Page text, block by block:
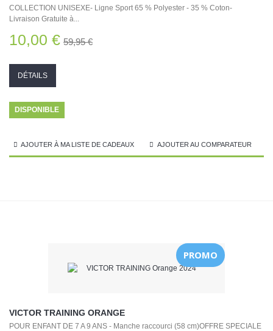
COLLECTION UNISEXE- Ligne Sport 65 % Polyester - 35 % Coton-
Livraison Gratuite à...
10,00 € 59,95 €
DÉTAILS
DISPONIBLE
AJOUTER À MA LISTE DE CADEAUX AJOUTER AU COMPARATEUR
PROMO
VICTOR TRAINING ORANGE
POUR ENFANT DE 7 A 9 ANS - Manche raccourci (58 cm)OFFRE SPECIALE